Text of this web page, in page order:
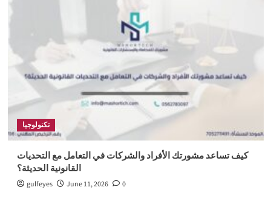
تكنولوجيا
كيف تساعد مشورتك الأفراد والشركات في التعامل مع التحديات
القانونية الحديثة؟
gulfeyes June 11, 2026 0